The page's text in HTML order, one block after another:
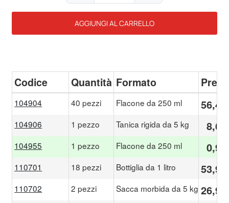
AGGIUNGI AL CARRELLO
Codice Quantità Formato
104904 40 pezzi Flacone da 250 ml
104906 1 pezzo Tanica rigida da 5 kg
104955 1 pezzo Flacone da 250 ml
110701 18 pezzi Bottiglia da 1 litro
110702 2 pezzi Sacca morbida da 5 kg